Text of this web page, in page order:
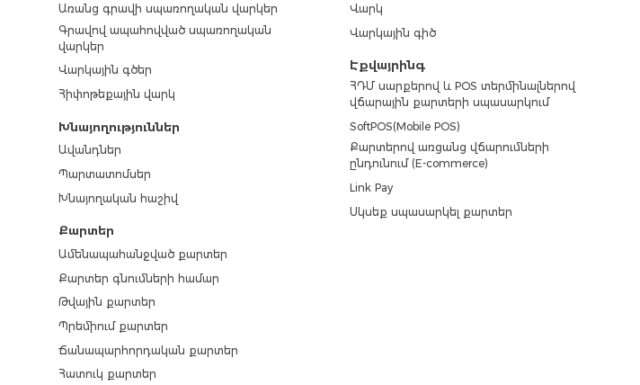
Առանց գրավի սպառողական վարկեր
Գրավով ապահովված սպառողական
վարկեր
Վարկային գծեր
Հիփոթեքային վարկ
Խնայողություններ
Ավանդներ
Պարտատոմսեր
Խնայողական հաշիվ
Քարտեր
Ամենապահանջված քարտեր
Քարտեր գնումների համար
Թվային քարտեր
Պրեմիում քարտեր
Ճանապարհորդական քարտեր
Հատուկ քարտեր
Վարկ
Վարկային գիծ
Էքվայրինգ
ՀԴՄ սարքերով և POS տերմինալներով
վճարային քարտերի սպասարկում
SoftPOS(Mobile POS)
Քարտերով առցանց վճարումների
ընդունում (E-commerce)
Link Pay
Սկսեք սպասարկել քարտեր